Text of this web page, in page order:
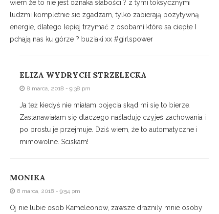
wiem że to nie jest oznaka słabości ? z tymi toksycznymi
ludzmi kompletnie sie zgadzam, tylko zabierają pozytywną
energie, dlatego lepiej trzymać z osobami które sa ciepłe I
pchają nas ku górze ? buziaki xx #girlspower
ELIZA WYDRYCH STRZELECKA
8 marca, 2018 - 9:38 pm
Ja też kiedyś nie miałam pojęcia skąd mi się to bierze.
Zastanawiałam się dlaczego naśladuję czyjeś zachowania i
po prostu je przejmuje. Dziś wiem, że to automatyczne i
mimowolne. Sciskam!
MONIKA
8 marca, 2018 - 9:54 pm
Oj nie lubie osob Kameleonow, zawsze draznily mnie osoby